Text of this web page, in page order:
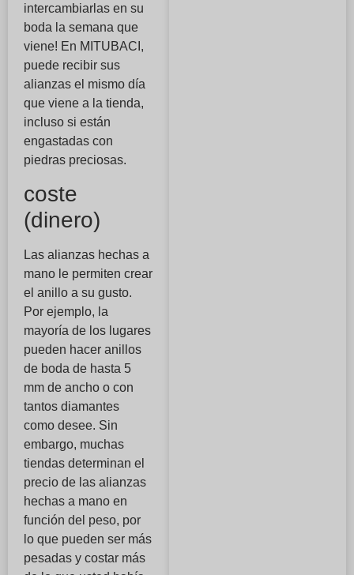
intercambiarlas en su
boda la semana que
viene! En MITUBACI,
puede recibir sus
alianzas el mismo día
que viene a la tienda,
incluso si están
engastadas con
piedras preciosas.
coste
(dinero)
Las alianzas hechas a
mano le permiten crear
el anillo a su gusto.
Por ejemplo, la
mayoría de los lugares
pueden hacer anillos
de boda de hasta 5
mm de ancho o con
tantos diamantes
como desee. Sin
embargo, muchas
tiendas determinan el
precio de las alianzas
hechas a mano en
función del peso, por
lo que pueden ser más
pesadas y costar más